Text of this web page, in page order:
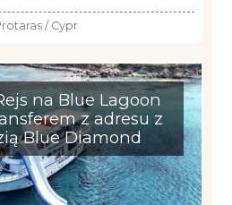
/ Cypr
na Blue Lagoon
z adresu z
Blue Diamond